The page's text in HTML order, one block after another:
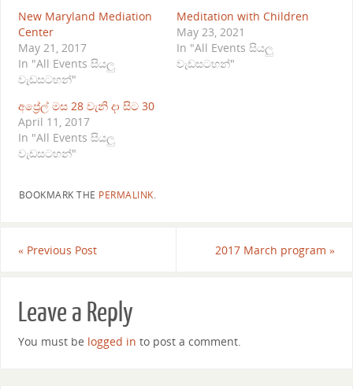
New Maryland Mediation
Center
May 21, 2017
In "All Events සියලු
වැඩසටහන්"
Meditation with Children
May 23, 2021
In "All Events සියලු
වැඩසටහන්"
අප්‍රේල් මස 28 වැනි දා සිට 30
April 11, 2017
In "All Events සියලු
වැඩසටහන්"
BOOKMARK THE PERMALINK.
«Previous Post 2017 March program»
Leave a Reply
You must be logged in to post a comment.